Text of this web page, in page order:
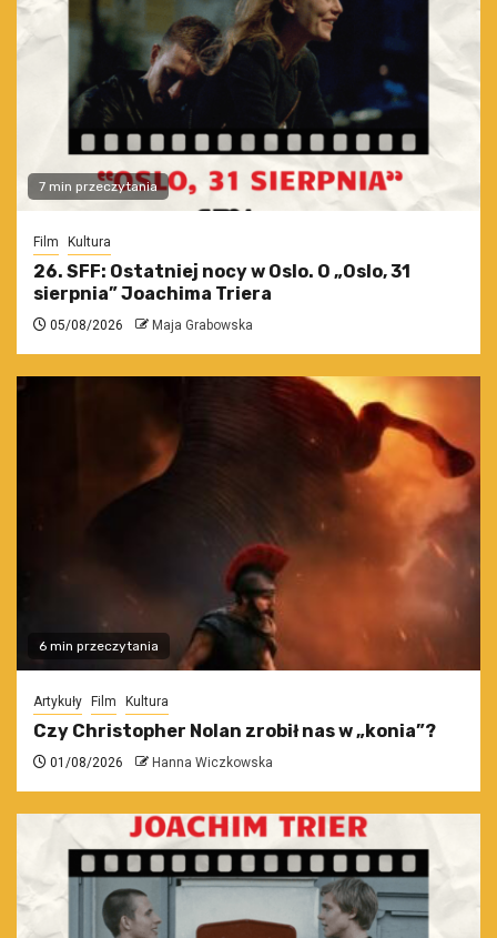
7 min przeczytania
Film Kultura
26. SFF: Ostatniej nocy w Oslo. O „Oslo, 31
sierpnia” Joachima Triera
05/08/2026 Maja Grabowska
6 min przeczytania
Artykuły Film Kultura
Czy Christopher Nolan zrobił nas w „konia”?
01/08/2026 Hanna Wiczkowska